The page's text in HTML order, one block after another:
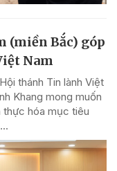
(miền Bắc) góp
Nam
thánh Tin lành Việt
Khang mong muốn
thực hóa mục tiêu